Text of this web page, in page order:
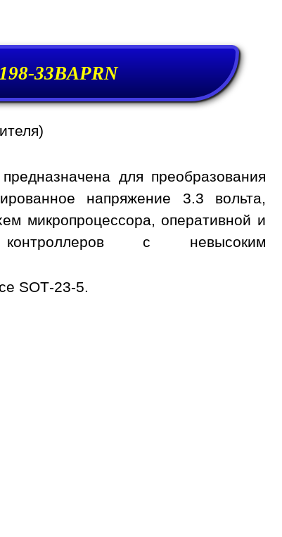
33BAPRN
для преобразования
напряжение 3.3 вольта,
микропроцессора, оперативной и
с невысоким
SOT-23-5.